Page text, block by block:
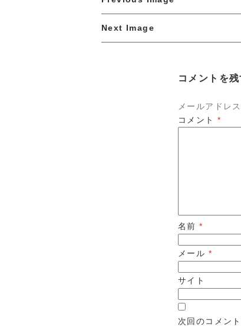
Next Image
コメントを残
メールアドレ
コメント *
名前*
メール *
サイト
次回のコメン